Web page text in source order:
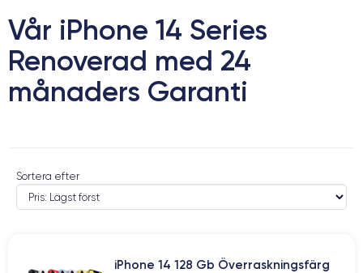
Vår iPhone 14 Series
Renoverad med 24
månaders Garanti
Sortera efter
iPhone 14 128 Gb Överraskningsfärg